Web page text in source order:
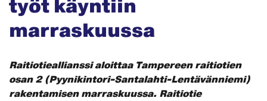
työt käyntiin
marraskuussa
Raitiotieallianssi aloittaa Tampereen raitiotien
osan 2 (Pyynikintori-Santalahti-Lentävänniemi)
rakentamisen marraskuussa. Raitiotie